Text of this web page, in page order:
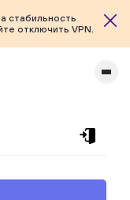
стабильность
отключить VPN.